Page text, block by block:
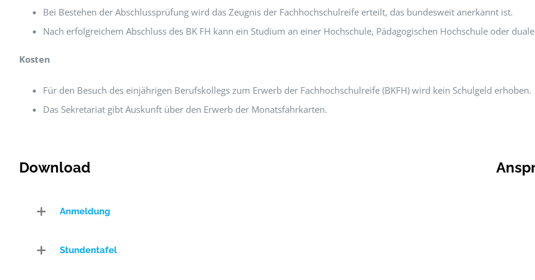
Bei Bestehen der Abschlussprüfung wird das Zeugnis der Fachhochschulreife erteilt, das bundesweit anerkannt ist.
Nach erfolgreichem Abschluss des BK FH kann ein Studium an einer Hochschule, Pädagogischen Hochschule oder
Kosten
Für den Besuch des einjährigen Berufskollegs zum Erwerb der Fachhochschulreife (BKFH) wird kein Schulgeld erhoben.
Das Sekretariat gibt Auskunft über den Erwerb der Monatsfahrkarten.
Download
Anmeldung
Stundentafel